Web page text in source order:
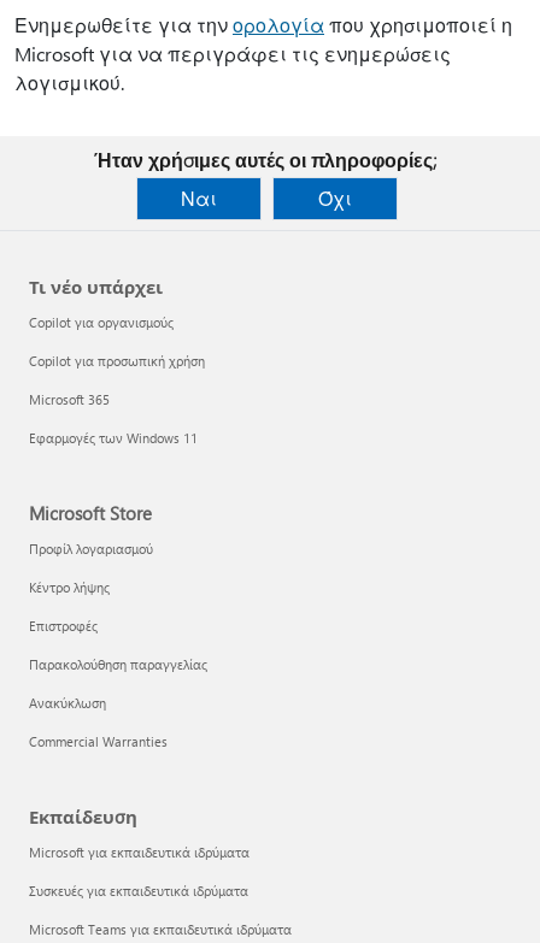
Ενημερωθείτε για τηνορολογία που χρησιμοποιεί η
Microsoft για να περιγράφει τις ενημερώσεις
λογισμικού.
Ήταν χρήσιμες αυτές οι πληροφορίες;
Ναι
Όχι
Τι νέο υπάρχει
Copilot για οργανισμούς
Copilot για προσωπική χρήση
Microsoft 365
Εφαρμογές των Windows 11
Microsoft Store
Προφίλ λογαριασμού
Κέντρο λήψης
Επιστροφές
Παρακολούθηση παραγγελίας
Ανακύκλωση
Commercial Warranties
Εκπαίδευση
Microsoft για εκπαιδευτικά ιδρύματα
Συσκευές για εκπαιδευτικά ιδρύματα
Microsoft Teams για εκπαιδευτικά ιδρύματα